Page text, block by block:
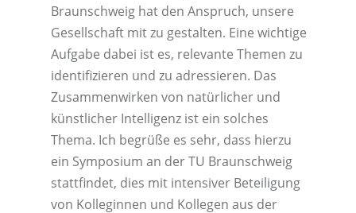
Braunschweig hat den Anspruch, unsere
Gesellschaft mit zu gestalten. Eine wichtige
Aufgabe dabei ist es, relevante Themen zu
identifizieren und zu adressieren. Das
Zusammenwirken von natürlicher und
künstlicher Intelligenz ist ein solches
Thema. Ich begrüße es sehr, dass hierzu
ein Symposium an der TU Braunschweig
stattfindet, dies mit intensiver Beteiligung
von Kolleginnen und Kollegen aus der